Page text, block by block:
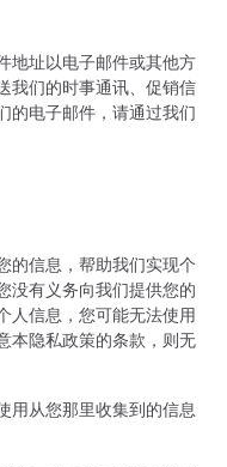
地址以电子邮件或其他方
我们的时事通讯、促销信
的电子邮件，请通过我们
的信息，帮助我们实现个
没有义务向我们提供您的
人信息，您可能无法使用
本隐私政策的条款，则无
用从您那里收集到的信息